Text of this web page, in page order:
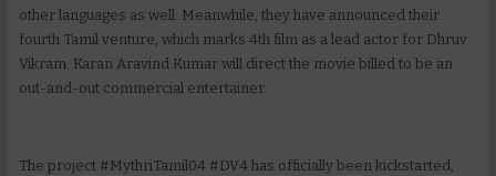
other languages as well. Meanwhile, they have announced their
fourth Tamil venture, which marks 4th film as a lead actor for Dhruv
Vikram. Karan Aravind Kumar will direct the movie billed to be an
out-and-out commercial entertainer.
The project #MythriTamil04 #DV4 has officially been kickstarted,